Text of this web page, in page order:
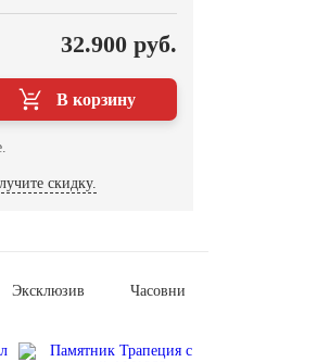
32.900 руб.
В корзину
скидку.
Эксклюзив Часовни